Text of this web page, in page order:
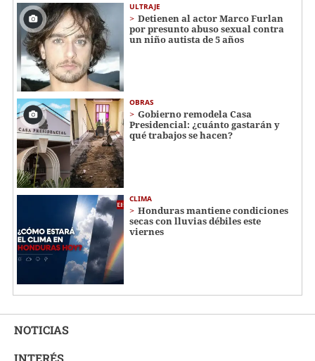
ULTRAJE
Detienen al actor Marco Furlan
por presunto abuso sexual contra
un niño autista de 5 años
OBRAS
Gobierno remodela Casa
Presidencial: ¿cuánto gastarán y
qué trabajos se hacen?
CLIMA
Honduras mantiene condiciones
secas con lluvias débiles este
viernes
NOTICIAS
INTERÉS